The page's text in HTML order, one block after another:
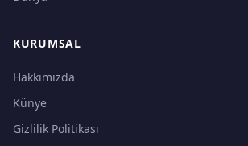
KURUMSAL
Hakkımızda
Künye
Gizlilik Politikası